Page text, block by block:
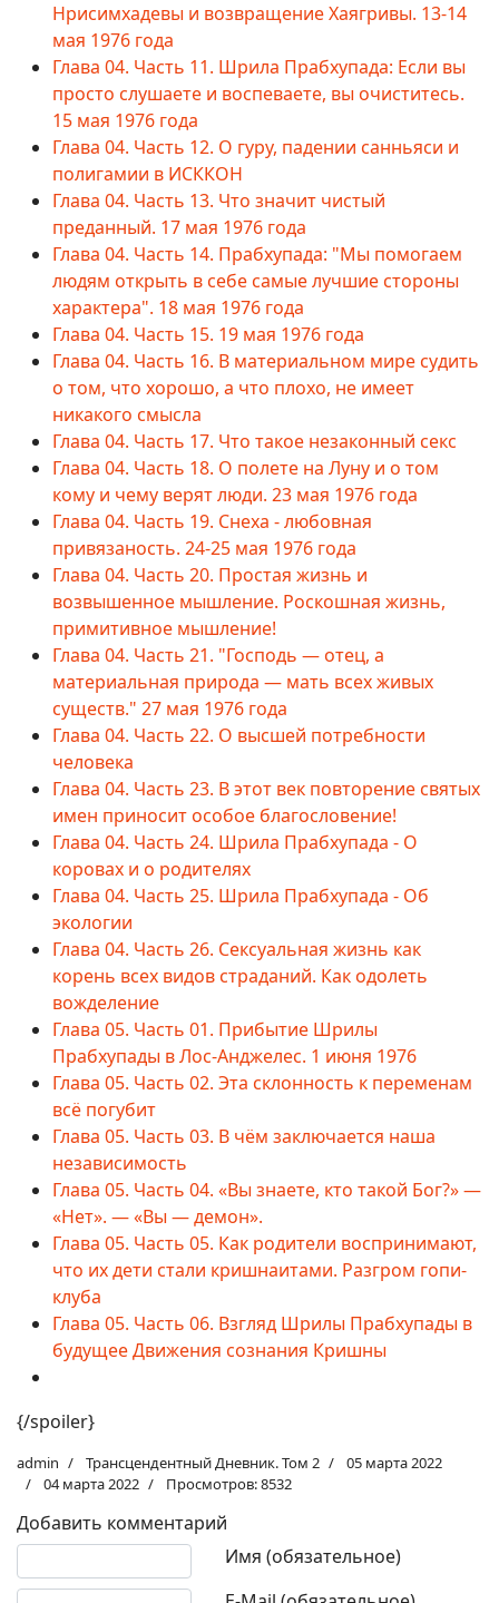
Нрисимхадевы и возвращение Хаягривы. 13-14
мая 1976 года
Глава 04. Часть 11. Шрила Прабхупада: Если вы
просто слушаете и воспеваете, вы очиститесь.
15 мая 1976 года
Глава 04. Часть 12. О гуру, падении санньяси и
полигамии в ИСККОН
Глава 04. Часть 13. Что значит чистый
преданный. 17 мая 1976 года
Глава 04. Часть 14. Прабхупада: "Мы помогаем
людям открыть в себе самые лучшие стороны
характера". 18 мая 1976 года
Глава 04. Часть 15. 19 мая 1976 года
Глава 04. Часть 16. В материальном мире судить
о том, что хорошо, а что плохо, не имеет
никакого смысла
Глава 04. Часть 17. Что такое незаконный секс
Глава 04. Часть 18. О полете на Луну и о том
кому и чему верят люди. 23 мая 1976 года
Глава 04. Часть 19. Снеха - любовная
привязаность. 24-25 мая 1976 года
Глава 04. Часть 20. Простая жизнь и
возвышенное мышление. Роскошная жизнь,
примитивное мышление!
Глава 04. Часть 21. "Господь — отец, а
материальная природа — мать всех живых
существ." 27 мая 1976 года
Глава 04. Часть 22. О высшей потребности
человека
Глава 04. Часть 23. В этот век повторение святых
имен приносит особое благословение!
Глава 04. Часть 24. Шрила Прабхупада - О
коровах и о родителях
Глава 04. Часть 25. Шрила Прабхупада - Об
экологии
Глава 04. Часть 26. Сексуальная жизнь как
корень всех видов страданий. Как одолеть
вожделение
Глава 05. Часть 01. Прибытие Шрилы
Прабхупады в Лос-Анджелес. 1 июня 1976
Глава 05. Часть 02. Эта склонность к переменам
всё погубит
Глава 05. Часть 03. В чём заключается наша
независимость
Глава 05. Часть 04. «Вы знаете, кто такой Бог?» —
«Нет». — «Вы — демон».
Глава 05. Часть 05. Как родители воспринимают,
что их дети стали кришнаитами. Разгром гопи-
клуба
Глава 05. Часть 06. Взгляд Шрилы Прабхупады в
будущее Движения сознания Кришны
{/spoiler}
admin Трансцендентный Дневник. Том 2
05 марта 2022
04 марта 2022
Просмотров: 8532
Добавить комментарий
Имя (обязательное)
Текст комментария